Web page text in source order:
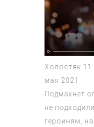
Холостяк 11
мая 2021
Подмахнет
не
героиням,